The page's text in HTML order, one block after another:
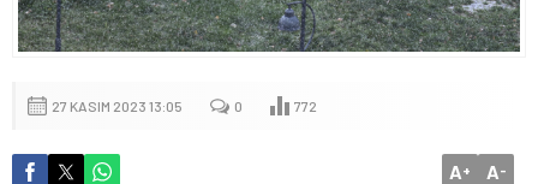
27 KASIM 2023 13:05 0 772
A+ A-